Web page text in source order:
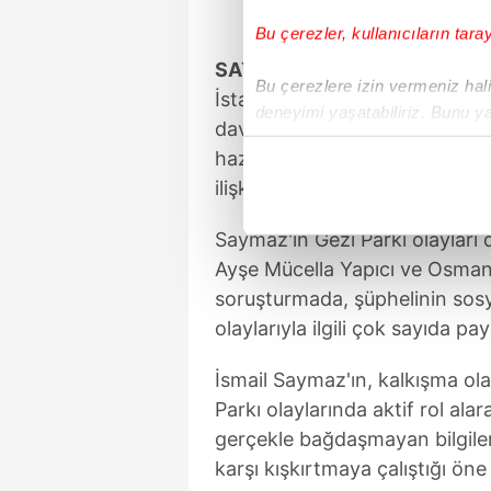
Bu çerezler, kullanıcıların
Bu çerezlere izin vermeniz
deneyimi yaşatabiliriz. Bunu
içerikleri sunabilmek adına
Sizlere daha iyi bir hizmet
çerezler vasıtasıyla çeşitli
amacıyla kullanılmaktadır.
Çerezlere ilişkin tercihlerinizi
butonuna tıklayabilir,
Çerez
6698 sayılı Kişisel Verilerin
SAYMAZ'IN GEZİ'DEKİ ROLÜ!
İstanbul Cumhuriyet
davası hükümlüsü Osman
hazırlanmasında ve kurmayı
ilişkin Saymaz'la konuşmaları
Saymaz'ın Gezi Parkı
Ayşe Mücella Yapıcı ve
soruşturmada, şüphelinin
olaylarıyla ilgili çok sayıda
İsmail Saymaz'ın, kalkışma
Parkı olaylarında aktif rol
gerçekle bağdaşmayan
karşı kışkırtmaya çalıştığı